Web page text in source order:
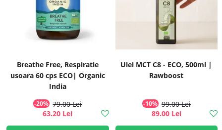
Breathe Free, Respiratie
usoara 60 cps ECO| Organic
India
-20% 79.00 Lei
63.20 Lei
Ulei MCT C8 - ECO, 500ml |
Rawboost
-10% 99.00 Lei
89.00 Lei